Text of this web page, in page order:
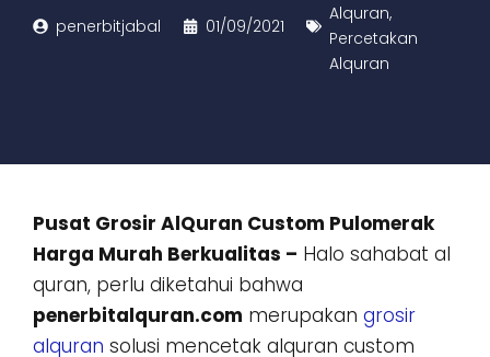
penerbitjabal 01/09/2021
Alquran,
Percetakan
Alquran
Pusat Grosir AlQuran Custom Pulomerak
Harga Murah Berkualitas – Halo sahabat al
quran, perlu diketahui bahwa
penerbitalquran.com merupakan grosir
alquran solusi mencetak alquran custom